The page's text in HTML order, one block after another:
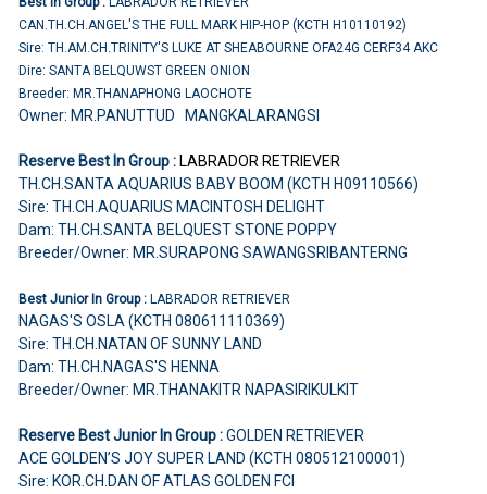
CAN.TH.CH.ANGEL'S THE FULL MARK HIP-HOP (KCTH H10110192)
Sire: TH.AM.CH.TRINITY'S LUKE AT SHEABOURNE OFA24G CERF34 AKC
Dire: SANTA BELQUWST GREEN ONION
Breeder: MR.THANAPHONG LAOCHOTE
Owner: MR.PANUTTUD MANGKALARANGSI
Reserve Best In Group :LABRADOR RETRIEVER
TH.CH.SANTA AQUARIUS BABY BOOM (KCTH H09110566)
Sire: TH.CH.AQUARIUS MACINTOSH DELIGHT
Dam: TH.CH.SANTA BELQUEST STONE POPPY
Breeder/Owner: MR.SURAPONG SAWANGSRIBANTERNG
Best Junior In Group : LABRADOR RETRIEVER
NAGAS'S OSLA (KCTH 080611110369)
Sire: TH.CH.NATAN OF SUNNY LAND
Dam: TH.CH.NAGAS'S HENNA
Breeder/Owner: MR.THANAKITR NAPASIRIKULKIT
Reserve Best Junior In Group :GOLDEN RETRIEVER
ACE GOLDEN’S JOY SUPER LAND (KCTH 080512100001)
Sire: KOR.CH.DAN OF ATLAS GOLDEN FCI